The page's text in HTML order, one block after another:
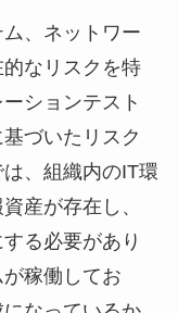
、ネットワー
なリスクを特
ションテスト
づいたリスク
、組織内のIT環
産が存在し、
る必要があり
稼働してお